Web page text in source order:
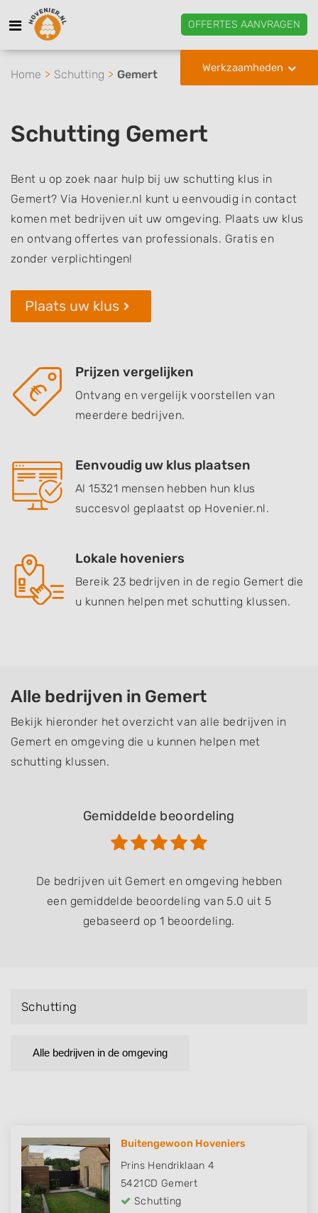
OFFERTES AANVRAGEN
Werkzaamheden
Home Schutting Gemert
Schutting Gemert
Bent u op zoek naar hulp bij uw schutting klus in
Gemert? Via Hovenier.nl kunt u eenvoudig in contact
komen met bedrijven uit uw omgeving. Plaats uw klus
en ontvang offertes van professionals. Gratis en
zonder verplichtingen!
Plaats uw klus
Prijzen vergelijken
Ontvang en vergelijk voorstellen van
meerdere bedrijven.
Eenvoudig uw klus plaatsen
Al 15321 mensen hebben hun klus
succesvol geplaatst op Hovenier.nl.
Lokale hoveniers
Bereik 23 bedrijven in de regio Gemert die
u kunnen helpen met schutting klussen.
Alle bedrijven in Gemert
Bekijk hieronder het overzicht van alle bedrijven in
Gemert en omgeving die u kunnen helpen met
schutting klussen.
Gemiddelde beoordeling
De bedrijven uit Gemert en omgeving hebben
een gemiddelde beoordeling van 5.0 uit 5
gebaseerd op 1 beoordeling.
Schutting
Alle bedrijven in de omgeving
Buitengewoon Hoveniers
Prins Hendriklaan 4
5421CD Gemert
Schutting